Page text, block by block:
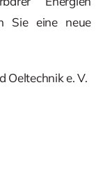
Sie eine neue
Oeltechnik e. V.